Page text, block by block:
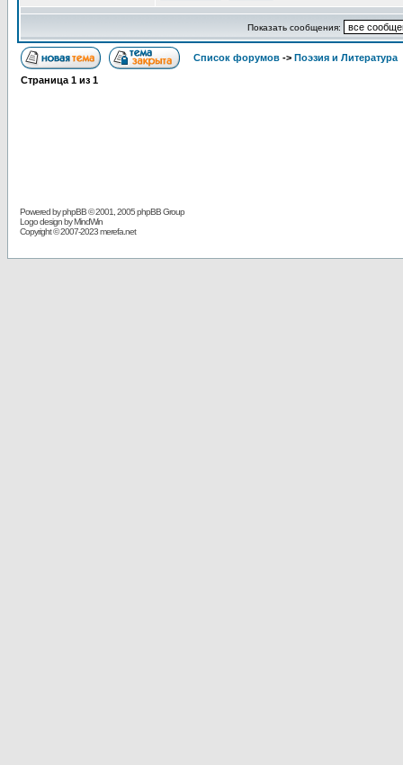
Показать сообщения:
Список форумов -> Поэзия и Литература
Страница 1 из 1
Powered byphpBB© 2001, 2005 phpBB Group
Logo design by MindWin
Copyright © 2007-2023 merefa.net